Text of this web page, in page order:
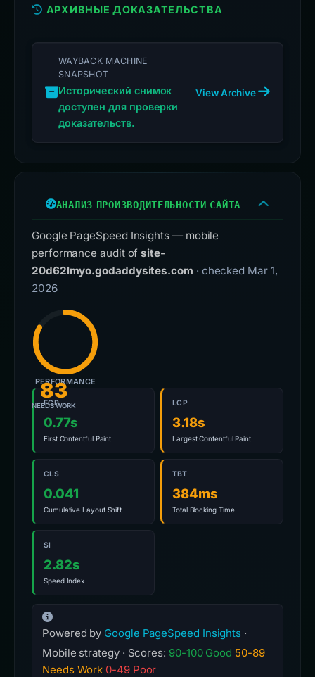
АРХИВНЫЕ ДОКАЗАТЕЛЬСТВА
WAYBACK MACHINE
SNAPSHOT
Исторический снимок
доступен для проверки
доказательств.
View Archive
АНАЛИЗ ПРОИЗВОДИТЕЛЬНОСТИ САЙТА
Google PageSpeed Insights — mobile
performance audit ofsite-
20d62lmyo.godaddysites.com · checked Mar 1,
2026
83
NEEDS WORK
PERFORMANCE
FCP
0.77s
First Contentful Paint
LCP
3.18s
Largest Contentful Paint
CLS
0.041
Cumulative Layout Shift
TBT
384ms
Total Blocking Time
SI
2.82s
Speed Index
Powered by Google PageSpeed Insights ·
Mobile strategy · Scores: 90-100 Good 50-89
Needs Work 0-49 Poor